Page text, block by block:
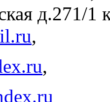
д.271/1
,
,